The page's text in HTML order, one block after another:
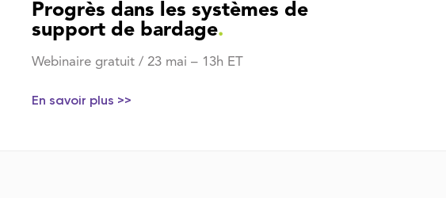
Progrès dans les systèmes de
support de bardage.
Webinaire gratuit / 23 mai – 13h ET
En savoir plus >>